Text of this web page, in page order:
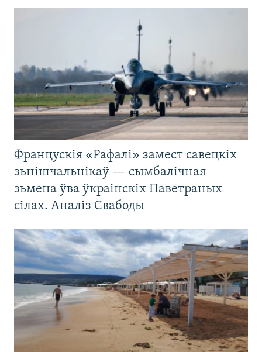
Францускія «Рафалі» замест савецкіх
зьнішчальнікаў — сымбалічная
зьмена ўва ўкраінскіх Паветраных
сілах. Аналіз Свабоды